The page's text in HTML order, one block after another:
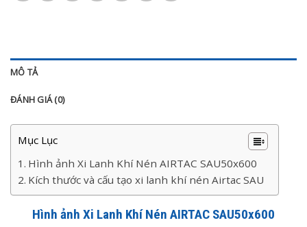
MÔ TẢ
ĐÁNH GIÁ (0)
Mục Lục
Hình ảnh Xi Lanh Khí Nén AIRTAC SAU50x600
Kích thước và cấu tạo xi lanh khí nén Airtac SAU
Hình ảnh Xi Lanh Khí Nén AIRTAC SAU50x600